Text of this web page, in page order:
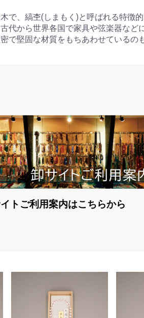
で、縞杢(しまもく)と呼ばれる特徴
代から世界各国で家具や弦楽器など
で堅固な材質をもちあわせているの
トご利用案内はこちらから